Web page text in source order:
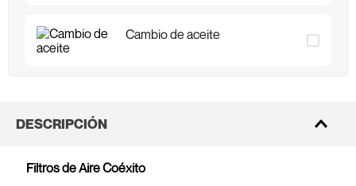
Cambio de aceite
DESCRIPCIÓN
Filtros de Aire Coéxito